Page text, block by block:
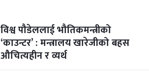
विश्व पौडेललाई भौतिकमन्त्रीको
‘काउन्टर’ : मन्त्रालय खारेजीको बहस
औचित्यहीन र व्यर्थ